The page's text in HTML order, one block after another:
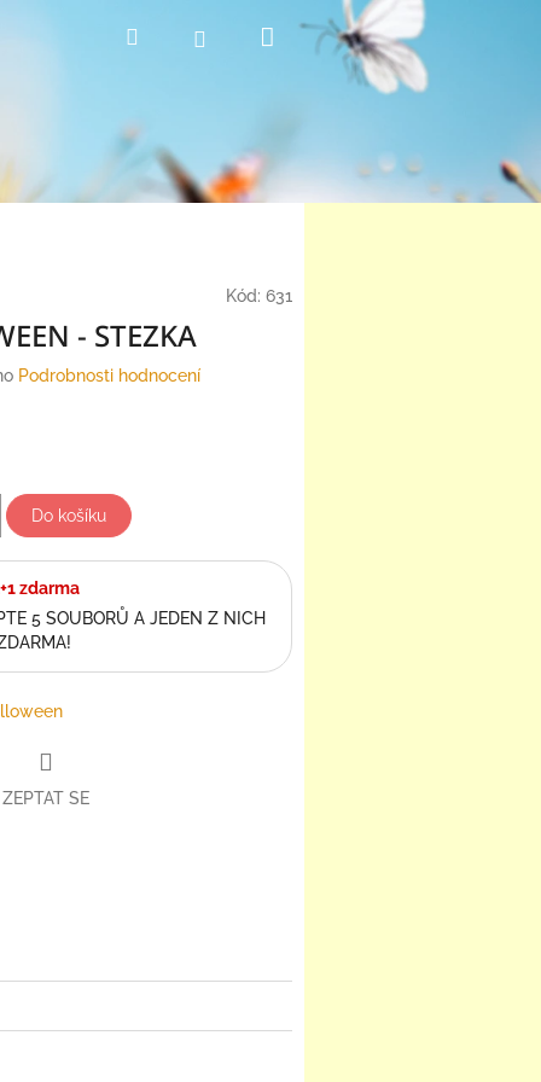
Hledat PřihlášeníNákupní
Kód: 631
- STEZKA
Podrobnosti hodnocení
Do košíku
zdarma
5 SOUBORŮ A JEDEN Z NICH
ZEPTAT SE